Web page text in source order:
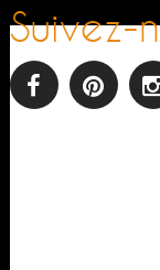
Suivez-